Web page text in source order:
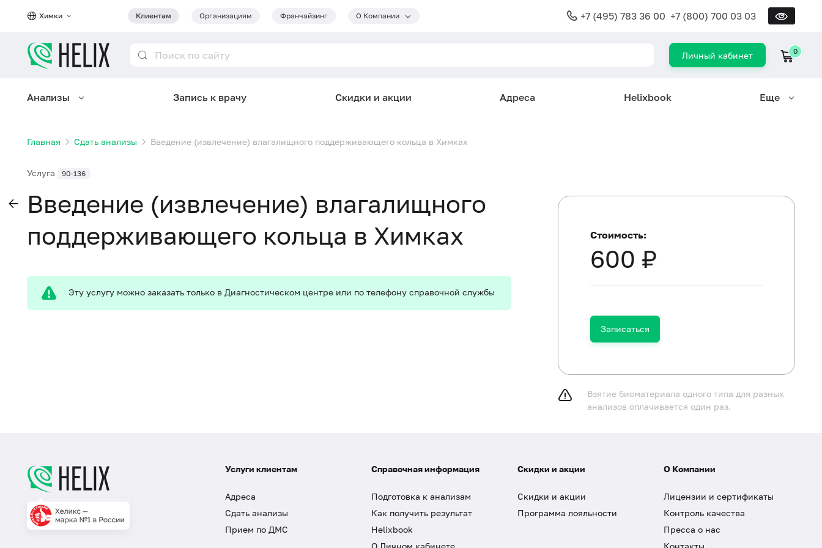
Химки Клиентам Организациям Франчайзинг О Компании +7 (495) 783 36 00 +7 (800) 700 03 03
Личный кабинет 0
Анализы Запись к врачу Скидки и акции Адреса Helixbook Еще
Главная Сдать анализы Введение (извлечение) влагалищного поддерживающего кольца в Химках
Услуга 90-136
Введение (извлечение) влагалищного
поддерживающего кольца в Химках
Эту услугу можно заказать только в Диагностическом центре или по телефону справочной службы
Стоимость:
600 ₽
Записаться
Взятие биоматериала одного типа для разных
анализов оплачивается один раз.
Услуги клиентам
Адреса
Сдать анализы
Прием по ДМС
Справочная информация
Подготовка к анализам
Как получить результат
Helixbook
О Личном кабинете
Скидки и акции
Скидки и акции
Программа лояльности
О Компании
Лицензии и сертификаты
Контроль качества
Пресса о нас
Контакты